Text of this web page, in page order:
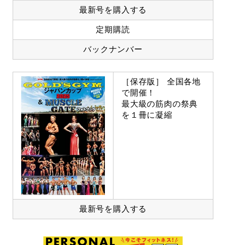
最新号を購入する
定期購読
バックナンバー
［保存版］ 全国各地
で開催！
最大級の筋肉の祭典
を１冊に凝縮
最新号を購入する